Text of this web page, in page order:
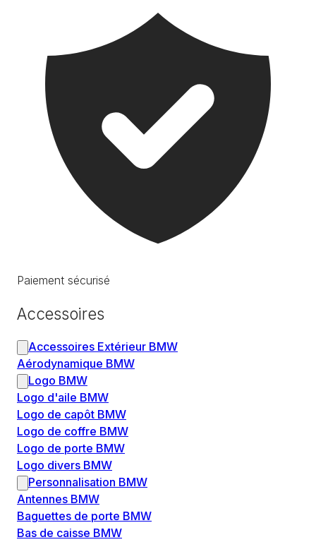
Paiement sécurisé
Accessoires
Accessoires Extérieur BMW
Aérodynamique BMW
Logo BMW
Logo d'aile BMW
Logo de capôt BMW
Logo de coffre BMW
Logo de porte BMW
Logo divers BMW
Personnalisation BMW
Antennes BMW
Baguettes de porte BMW
Bas de caisse BMW